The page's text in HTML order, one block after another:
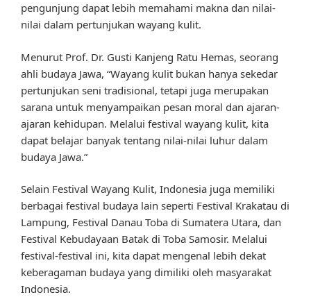
pengunjung dapat lebih memahami makna dan nilai-
nilai dalam pertunjukan wayang kulit.
Menurut Prof. Dr. Gusti Kanjeng Ratu Hemas, seorang
ahli budaya Jawa, “Wayang kulit bukan hanya sekedar
pertunjukan seni tradisional, tetapi juga merupakan
sarana untuk menyampaikan pesan moral dan ajaran-
ajaran kehidupan. Melalui festival wayang kulit, kita
dapat belajar banyak tentang nilai-nilai luhur dalam
budaya Jawa.”
Selain Festival Wayang Kulit, Indonesia juga memiliki
berbagai festival budaya lain seperti Festival Krakatau di
Lampung, Festival Danau Toba di Sumatera Utara, dan
Festival Kebudayaan Batak di Toba Samosir. Melalui
festival-festival ini, kita dapat mengenal lebih dekat
keberagaman budaya yang dimiliki oleh masyarakat
Indonesia.